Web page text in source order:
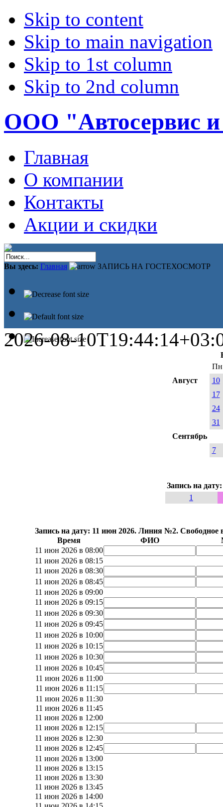
Skip to content
Skip to main navigation
Skip to 1st column
Skip to 2nd column
ООО "Автосервис и
Главная
О компании
Контакты
Акции и скидки
Вы здесь: Главная ЗАПИСЬ НА ГОСТЕХОСМОТР
2026-08-
Пн
Август
10
17
24
31
Сентябрь
7
Запись на
1
Запись на дату: 11 июн 2026. Линия №2. Свободное
Время
ФИО
11 июн 2026 в 08:00
11 июн 2026 в 08:15
11 июн 2026 в 08:30
11 июн 2026 в 08:45
11 июн 2026 в 09:00
11 июн 2026 в 09:15
11 июн 2026 в 09:30
11 июн 2026 в 09:45
11 июн 2026 в 10:00
11 июн 2026 в 10:15
11 июн 2026 в 10:30
11 июн 2026 в 10:45
11 июн 2026 в 11:00
11 июн 2026 в 11:15
11 июн 2026 в 11:30
11 июн 2026 в 11:45
11 июн 2026 в 12:00
11 июн 2026 в 12:15
11 июн 2026 в 12:30
11 июн 2026 в 12:45
11 июн 2026 в 13:00
11 июн 2026 в 13:15
11 июн 2026 в 13:30
11 июн 2026 в 13:45
11 июн 2026 в 14:00